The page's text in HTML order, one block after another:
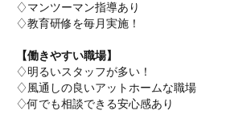
♢マンツーマン指導あり
♢教育研修を毎月実施！
【働きやすい職場】
♢明るいスタッフが多い！
♢風通しの良いアットホームな職場
♢何でも相談できる安心感あり